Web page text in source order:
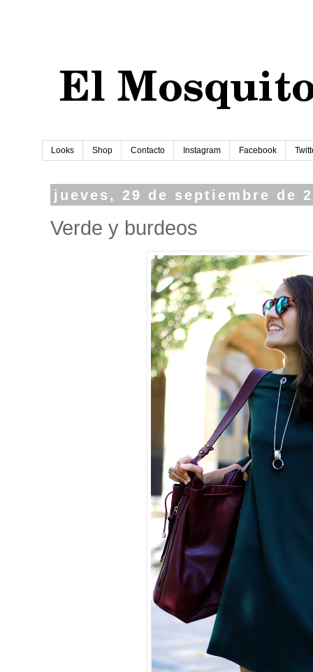
Looks Shop Contacto Instagram Facebook
jueves, 29 de septiembre de
Verde y burdeos